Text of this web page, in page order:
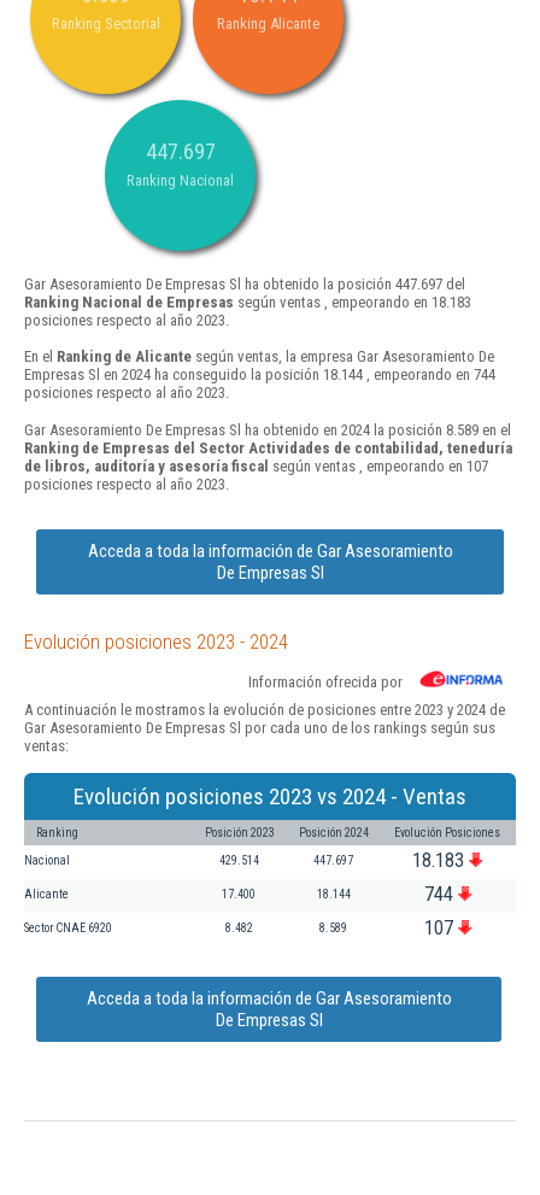
Ranking Sectorial Ranking Alicante
447.697
Ranking Nacional
Gar Asesoramiento De Empresas Sl ha obtenido la posición 447.697 del
Ranking Nacional de Empresas según ventas , empeorando en 18.183
posiciones respecto al año 2023.
En el Ranking de Alicante según ventas, la empresa Gar Asesoramiento De
Empresas Sl en 2024 ha conseguido la posición 18.144 , empeorando en 744
posiciones respecto al año 2023.
Gar Asesoramiento De Empresas Sl ha obtenido en 2024 la posición 8.589 en el
Ranking de Empresas del Sector Actividades de contabilidad, teneduría
de libros, auditoría y asesoría fiscal según ventas , empeorando en 107
posiciones respecto al año 2023.
Acceda a toda la información de Gar Asesoramiento
De Empresas Sl
Evolución posiciones 2023 - 2024
Información ofrecida por
A continuación le mostramos la evolución de posiciones entre 2023 y 2024 de
Gar Asesoramiento De Empresas Sl por cada uno de los rankings según sus
ventas:
Evolución posiciones 2023 vs 2024 - Ventas
Ranking Posición 2023 Posición 2024 Evolución Posiciones
Nacional 429.514 447.697 18.183
Alicante 17.400 18.144 744
Sector CNAE 6920 8.482 8.589 107
Acceda a toda la información de Gar Asesoramiento
De Empresas Sl